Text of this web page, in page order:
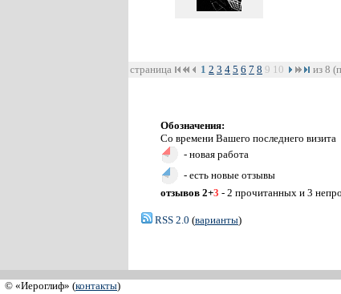
страница 1 2 3 4 5 6 7 8 9 10 из 8
Обозначения:
Со времени Вашего последнего визита
- новая работа
- есть новые отзывы
отзывов 2+3 - 2 прочитанных и 3
RSS 2.0 (варианты)
© «Иероглиф» (контакты)